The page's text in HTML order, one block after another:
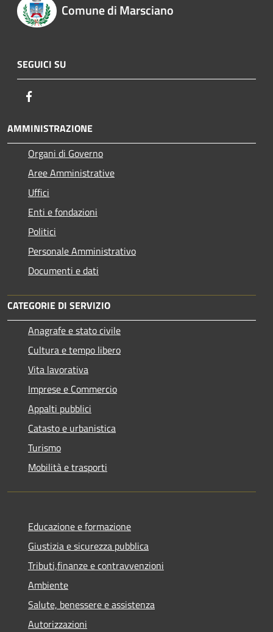
Comune di Marsciano
SEGUICI SU
AMMINISTRAZIONE
Organi di Governo
Aree Amministrative
Uffici
Enti e fondazioni
Politici
Personale Amministrativo
Documenti e dati
CATEGORIE DI SERVIZIO
Anagrafe e stato civile
Cultura e tempo libero
Vita lavorativa
Imprese e Commercio
Appalti pubblici
Catasto e urbanistica
Turismo
Mobilità e trasporti
Educazione e formazione
Giustizia e sicurezza pubblica
Tributi,finanze e contravvenzioni
Ambiente
Salute, benessere e assistenza
Autorizzazioni